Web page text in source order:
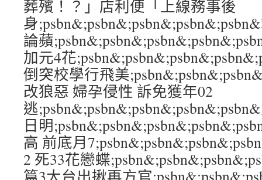
葬殯！？」店利便「上線務事後
身
論蘋
加元4花
倒突校學行飛美
改狼惡 婦孕侵性 訴免獲年02
逃
日明
高 前底月
2 死33花戀蝶
篇3大台出揪再方官